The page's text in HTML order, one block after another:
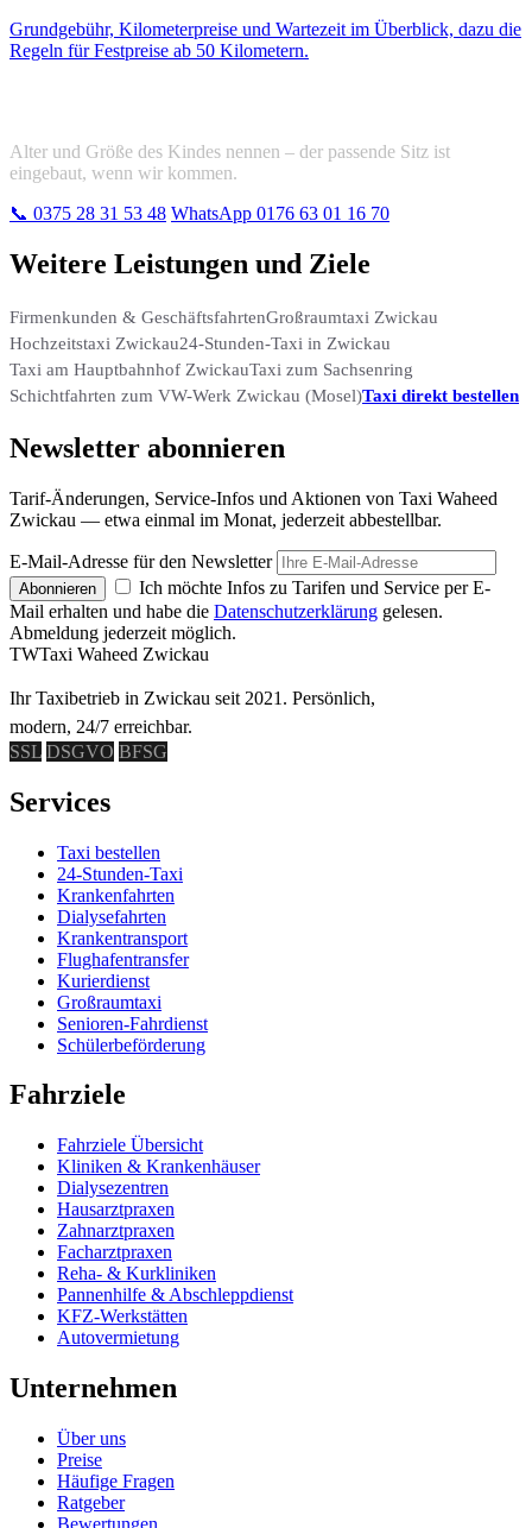
Grundgebühr, Kilometerpreise und Wartezeit im Überblick, dazu die
Regeln für Festpreise ab 50 Kilometern.
Alter und Größe des Kindes nennen – der passende Sitz ist
eingebaut, wenn wir kommen.
📞 0375 28 31 53 48 WhatsApp 0176 63 01 16 70
Weitere Leistungen und Ziele
Firmenkunden & GeschäftsfahrtenGroßraumtaxi Zwickau
Hochzeitstaxi Zwickau24-Stunden-Taxi in Zwickau
Taxi am Hauptbahnhof ZwickauTaxi zum Sachsenring
Schichtfahrten zum VW-Werk Zwickau (Mosel)Taxi direkt bestellen
Newsletter abonnieren
Tarif-Änderungen, Service-Infos und Aktionen von Taxi Waheed
Zwickau — etwa einmal im Monat, jederzeit abbestellbar.
E-Mail-Adresse für den Newsletter
Abonnieren
Ich möchte Infos zu Tarifen und Service per E-
Mail erhalten und habe die Datenschutzerklärung gelesen.
Abmeldung jederzeit möglich.
TWTaxi Waheed Zwickau
Ihr Taxibetrieb in Zwickau seit 2021. Persönlich,
modern, 24/7 erreichbar.
SSL DSGVO BFSG
Services
Taxi bestellen
24-Stunden-Taxi
Krankenfahrten
Dialysefahrten
Krankentransport
Flughafentransfer
Kurierdienst
Großraumtaxi
Senioren-Fahrdienst
Schülerbeförderung
Fahrziele
Fahrziele Übersicht
Kliniken & Krankenhäuser
Dialysezentren
Hausarztpraxen
Zahnarztpraxen
Facharztpraxen
Reha- & Kurkliniken
Pannenhilfe & Abschleppdienst
KFZ-Werkstätten
Autovermietung
Unternehmen
Über uns
Preise
Häufige Fragen
Ratgeber